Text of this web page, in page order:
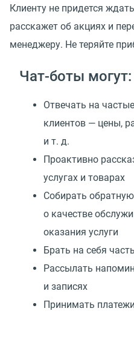
Клиенту не придется
расскажет об акциях и
менеджеру. Не теряйте
Чат-боты могут:
Отвечать на
клиентов — цены,
и т. д.
Проактивно
услугах и товарах
Собирать
о качестве
оказания услуги
Брать на себя
Рассылать
и записях
Принимать платежи